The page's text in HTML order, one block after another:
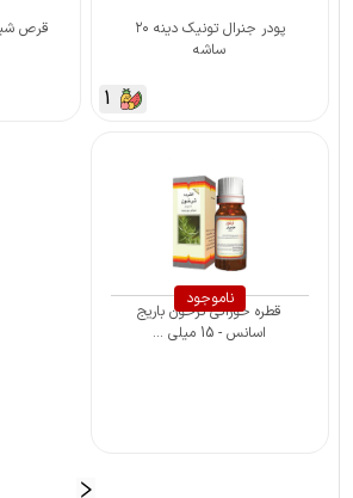
پودر جنرال تونیک دینه ۲۰
ساشه
1
قرص
ناموجود
قطره خوراکی ترخون باریج
اسانس - 15 میلی ...